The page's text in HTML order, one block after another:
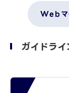
Webマ
ガイドラ